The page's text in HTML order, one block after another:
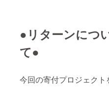
●リターンにつ
て●
今回の寄付プロジェクト